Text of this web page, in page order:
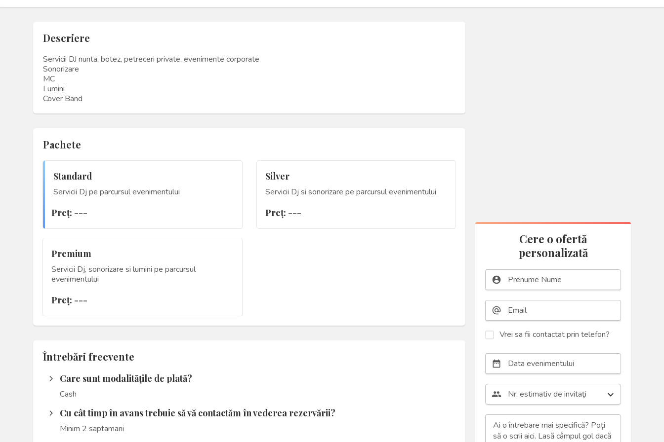
Descriere
Servicii DJ nunta, botez, petreceri private, evenimente corporate
Sonorizare
MC
Lumini
Cover Band
Pachete
Standard
Servicii Dj pe parcursul evenimentului
Preţ: ---
Silver
Servicii Dj si sonorizare pe parcursul evenimentului
Preţ: ---
Premium
Servicii Dj, sonorizare si lumini pe parcursul
evenimentului
Preţ: ---
Întrebări frecvente
arrow_forward_ios Care sunt modalitățile de plată?
Cash
arrow_forward_ios Cu cât timp în avans trebuie să vă contactăm în vederea rezervării?
Minim 2 saptamani
Cere o ofertă
personalizată
account_circle
alternate_email
Vrei sa fii contactat prin telefon?
date_range
Nr. estimativ de invitaţi
group